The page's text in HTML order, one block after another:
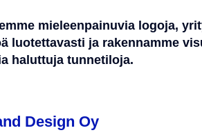
mieleenpainuvia logoja,
luotettavasti ja rakennamme
haluttuja tunnetiloja.
Design Oy